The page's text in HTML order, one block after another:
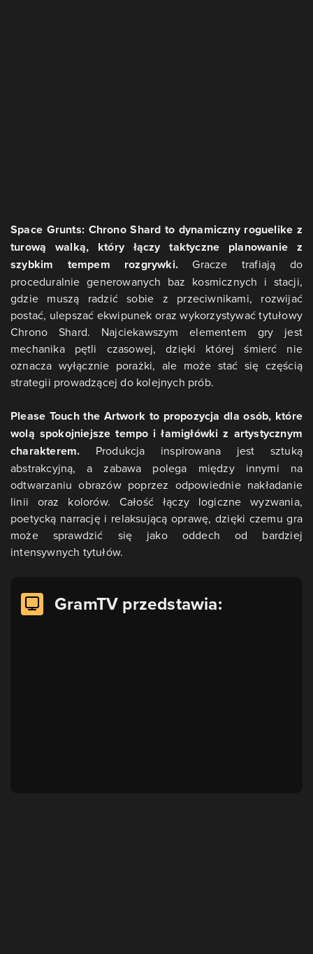
Space Grunts: Chrono Shard to dynamiczny roguelike z
turową walką, który łączy taktyczne planowanie z
szybkim tempem rozgrywki.Gracze trafiają do
proceduralnie generowanych baz kosmicznych i stacji,
gdzie muszą radzić sobie z przeciwnikami, rozwijać
postać, ulepszać ekwipunek oraz wykorzystywać tytułowy
Chrono Shard. Najciekawszym elementem gry jest
mechanika pętli czasowej, dzięki której śmierć nie
oznacza wyłącznie porażki, ale może stać się częścią
strategii prowadzącej do kolejnych prób.
Please Touch the Artwork to propozycja dla osób, które
wolą spokojniejsze tempo i łamigłówki z artystycznym
charakterem. Produkcja inspirowana jest sztuką
abstrakcyjną, a zabawa polega między innymi na
odtwarzaniu obrazów poprzez odpowiednie nakładanie
linii oraz kolorów. Całość łączy logiczne wyzwania,
poetycką narrację i relaksującą oprawę, dzięki czemu gra
może sprawdzić się jako oddech od bardziej
intensywnych tytułów.
GramTV przedstawia: